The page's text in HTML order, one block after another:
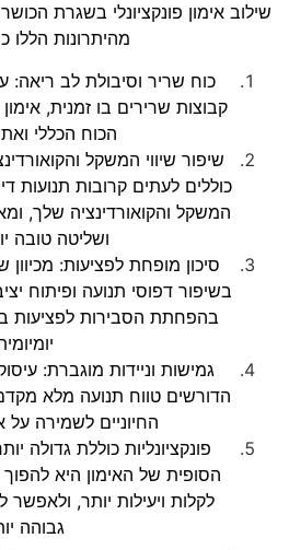
שילוב אימון פונקציונלי בשגרת
מהיתרונות הללו
כוח שריר וסיבולת לב ריאה:
קבוצות שרירים בו זמנית, אימון
הכוח הכללי
שיפור שיווי המשקל
כוללים לעתים קרובות תנועות
המשקל והקואורדינציה שלך,
ושליטה טובה
סיכון מופחת לפציעות: מכיוון
בשיפור דפוסי תנועה ופיתוח
בהפחתת הסבירות לפציעות
יומיומית.
גמישות וניידות מוגברת:
הדורשים טווח תנועה מלא מקדם
החיוניים לשמירה על
פונקציונליות כוללת גדולה
הסופית של האימון היא להפוך
לקלות ויעילות יותר, ולאפשר
גבוהה